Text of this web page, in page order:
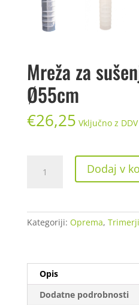
Mreža za
Ø55cm
€26,25 Vključno z DDV
Ø55cm
količina
Dodaj v
Kategoriji: Oprema, Trimerji
Opis
Dodatne podrobnosti